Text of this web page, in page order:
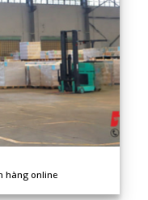
hàng online